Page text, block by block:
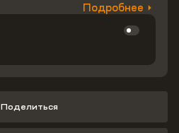
Подробнее
Поделиться